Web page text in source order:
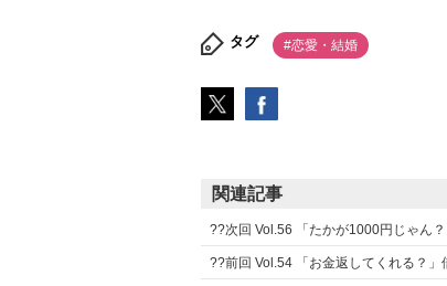
タグ #恋愛・結婚
関連記事
??次回 Vol.56 「たかが1000円じゃん
??前回 Vol.54 「お金返してくれる？